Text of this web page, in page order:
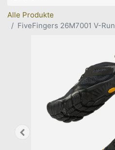
Alle Produkte
FiveFingers 26M7001 V-